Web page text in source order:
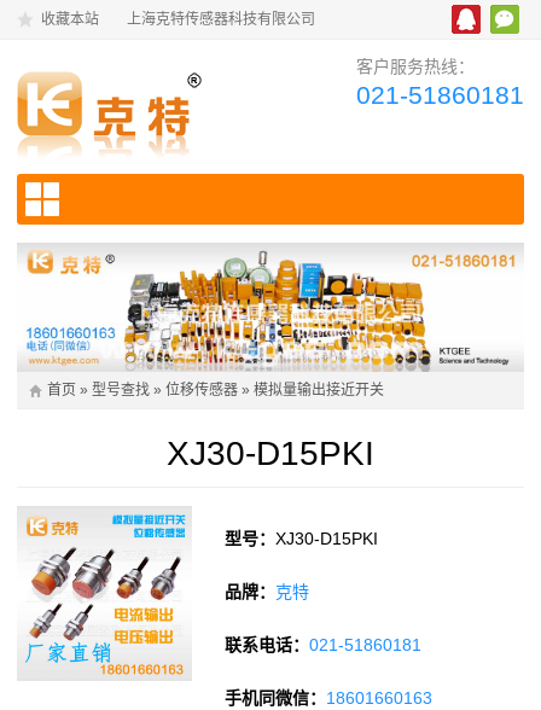
收藏本站 上海克特传感器科技有限公司
客户服务热线：
021-51860181
首页 » 型号查找 » 位移传感器 » 模拟量输出接近开关
XJ30-D15PKI
型号：XJ30-D15PKI
品牌： 克特
联系电话：021-51860181
手机同微信： 18601660163